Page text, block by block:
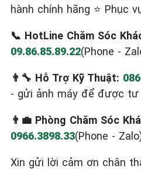
hành chính hãng ⭐ Phục
📞 HotLine Chăm Sóc
09.86.85.89.22(Phone -
👨‍🔧 Hỗ Trợ Kỹ Thuật:
- gửi ảnh máy để được tư
👨‍💼 Phòng Chăm Sóc
0966.3898.33(Phone -
Xin gửi lời cảm ơn chân